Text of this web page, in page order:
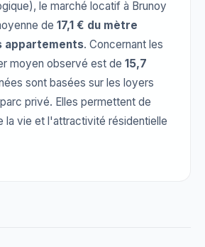
le marché locatif à Brunoy
de 17,1 € du mètre
appartements. Concernant les
moyen observé est de 15,7
sont basées sur les loyers
privé. Elles permettent de
la vie et l'attractivité résidentielle